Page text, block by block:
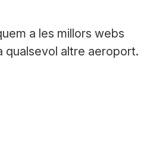
a les millors webs
qualsevol altre aeroport.